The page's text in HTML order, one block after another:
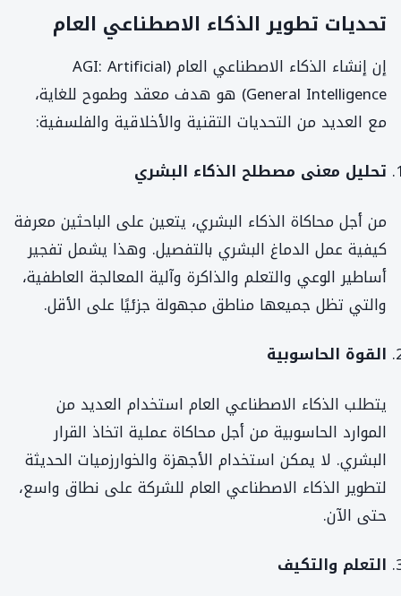
تحديات تطوير الذكاء الاصطناعي العام
إن إنشاء الذكاء الاصطناعي العام (AGI: Artificial
General Intelligence) هو هدف معقد وطموح للغاية،
مع العديد من التحديات التقنية والأخلاقية والفلسفية:
تحليل معنى مصطلح الذكاء البشري
من أجل محاكاة الذكاء البشري، يتعين على الباحثين معرفة
كيفية عمل الدماغ البشري بالتفصيل. وهذا يشمل تفجير
أساطير الوعي والتعلم والذاكرة وآلية المعالجة العاطفية،
والتي تظل جميعها مناطق مجهولة جزئيًا على الأقل.
القوة الحاسوبية
يتطلب الذكاء الاصطناعي العام استخدام العديد من
الموارد الحاسوبية من أجل محاكاة عملية اتخاذ القرار
البشري. لا يمكن استخدام الأجهزة والخوارزميات الحديثة
لتطوير الذكاء الاصطناعي العام للشركة على نطاق واسع،
حتى الآن.
التعلم والتكيف